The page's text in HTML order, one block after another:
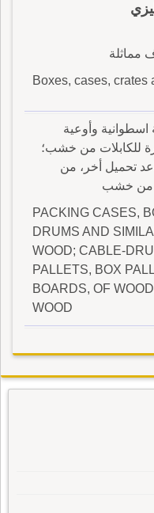
مماثلة
Boxes, cases, crates
وأوعية
للكابلات من خشب؛
تحميل أخر، من
من خشب
PACKING CASES,
DRUMS AND
WOOD; CABLE-
PALLETS, BOX
BOARDS, OF
WOOD